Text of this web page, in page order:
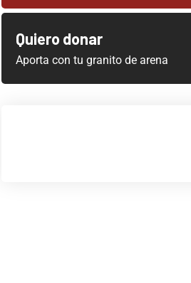
Quiero donar
Aporta con tu granito de arena